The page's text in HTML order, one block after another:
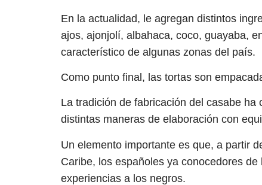
En la actualidad, le agregan distintos
ajos, ajonjolí, albahaca, coco, guayaba,
característico de algunas zonas del país.
Como punto final, las tortas son
La tradición de fabricación del casabe
distintas maneras de elaboración con
Un elemento importante es que, a partir
Caribe, los españoles ya conocedores
experiencias a los negros.